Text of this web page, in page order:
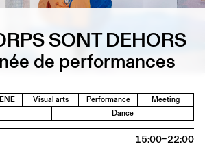
SONT DEHORS
de performances
Visual arts Performance
Meeting
Dance
15:00–22:00